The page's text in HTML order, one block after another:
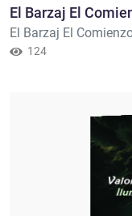
El Barzaj El
El Barzaj El
124